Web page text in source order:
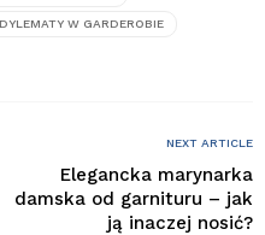
W GARDEROBIE
NEXT ARTICLE
Elegancka marynarka
damska od garnituru – jak
ją inaczej nosić?